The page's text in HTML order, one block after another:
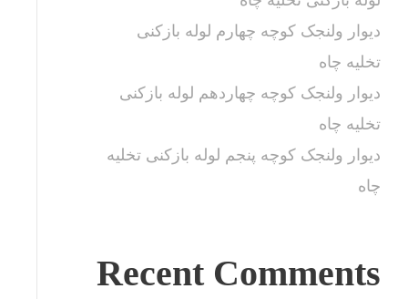
دیوار ولنجک کوچه چهارم لوله بازکنی
تخلیه چاه
دیوار ولنجک کوچه چهاردهم لوله بازکنی
تخلیه چاه
دیوار ولنجک کوچه پنجم لوله بازکنی تخلیه
چاه
Recent Comments